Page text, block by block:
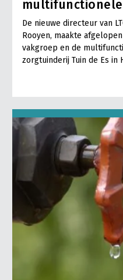
De nieuwe directeur van
Rooyen, maakte
vakgroep en de
zorgtuinderij Tuin de Es in